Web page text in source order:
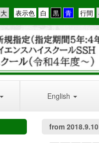
行間
表示色
English
from 2018.9.10